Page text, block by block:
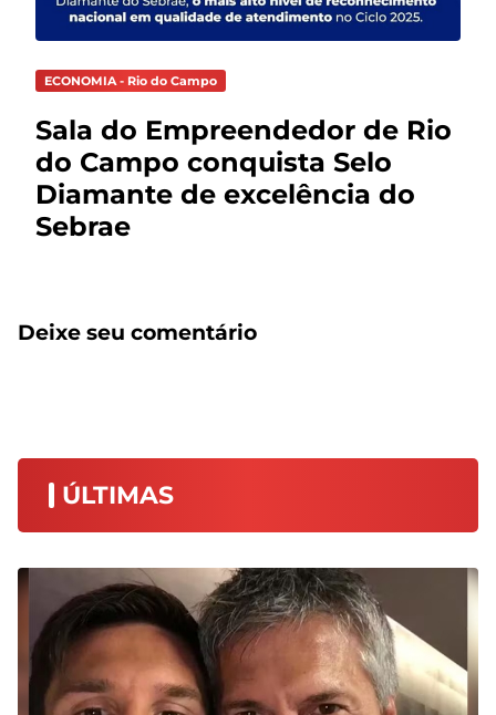
ECONOMIA - Rio do Campo
Sala do Empreendedor de Rio
do Campo conquista Selo
Diamante de excelência do
Sebrae
Deixe seu comentário
ÚLTIMAS